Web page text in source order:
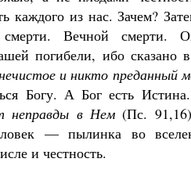
каждого из нас. Зачем?
Вечной смерти.
погибели, ибо
и никто преданный
Богу. А Бог есть
неправды в Нем (Пс.
— пылинка во
и честность.